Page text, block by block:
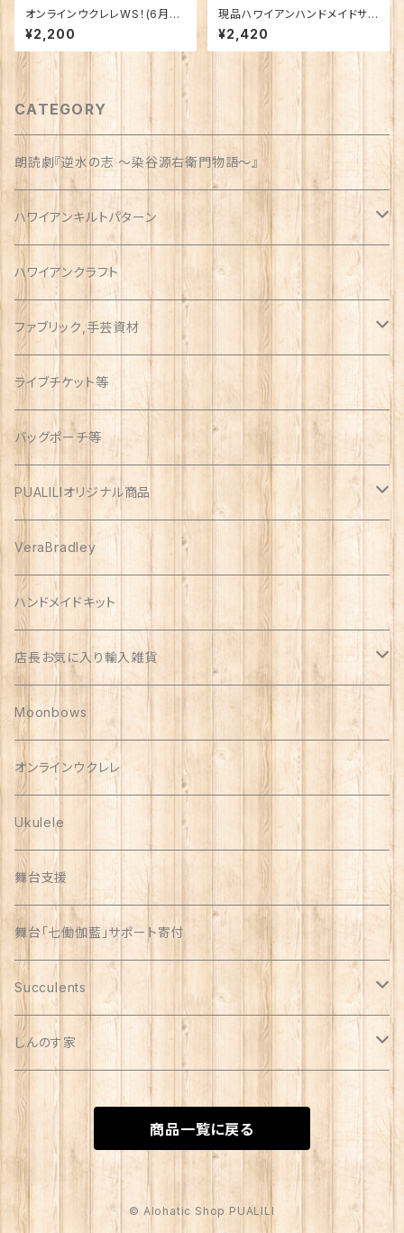
オンラインウクレレWS！(6月28
日(日))
¥2,200
現品ハワイアンハンドメイドサコ
ッシュ
¥2,420
CATEGORY
朗読劇『逆水の志 〜染谷源右衛門物語〜』
ハワイアンキルトパターン
ウォールサイズ（約1m）
ハワイアンクラフト
ファブリック,手芸資材
ハワイアン
オックス
アソート
ライブチケット等
バッグポーチ等
PUALILIオリジナル商品
プアリリグッズ
しんのす家グッズ
ハンドメイド品
VeraBradley
ハンドメイドキット
店長お気に入り輸入雑貨
Polish Pottery
Vera Bradley
Moonbows
オンラインウクレレ
Ukulele
舞台支援
舞台「七働伽藍」サポート寄付
Succulents
リメイク缶
自家製苗
苗
しんのす家
special
商品一覧に戻る
© Alohatic Shop PUALILI